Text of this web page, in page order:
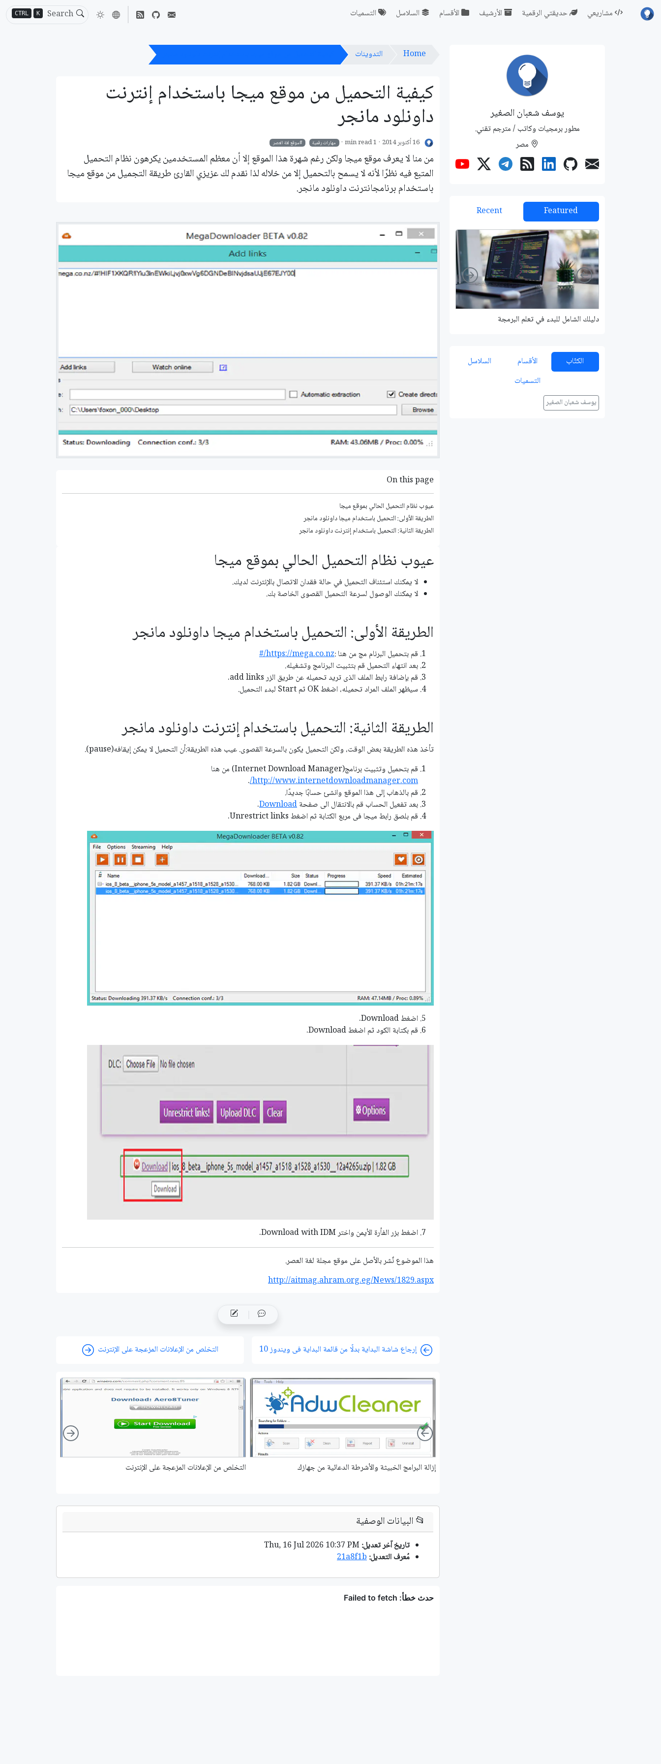
CTRL K مشاريعي حديقتي الرقمية الأرشيف الأقسام السلاسل التسميات
Home التدوينات
كيفية التحميل من موقع ميجا باستخدام إنترنت
داونلود مانجر
16 أكتوبر 2014 1 min read مهارات رقمية موقع لغة العصر
من منا لا يعرف موقع ميجا ولكن رغم شهرة هذا الموقع إلا أن معظم المستخدمين يكرهون نظام التحميل
المتبع فيه نظرًا لأنه لا يسمح بالتحميل إلا من خلاله لذا نقدم لك عزيزي القارئ طريقة التجميل من موقع ميجا
باستخدام برنامجانترنت داونلود مانجر.
On this page
عيوب نظام التحميل الحالي بموقع ميجا
الطريقة الأولى: التحميل باستخدام ميجا داونلود مانجر
الطريقة الثانية: التحميل باستخدام إنترنت داونلود مانجر
عيوب نظام التحميل الحالي بموقع ميجا
لا يمكنك استئناف التحميل في حالة فقدان الاتصال بالإنترنت لديك.
لا يمكنك الوصول لسرعة التحميل القصوى الخاصة بك.
الطريقة الأولى: التحميل باستخدام ميجا داونلود مانجر
قم بتحميل البرنام مج من هنا :https://mega.co.nz/#
بعد انتهاء التحميل قم بتثبيت البرنامج وتشغيله.
قم بإضافة رابط الملف الذى تريد تحميله عن طريق الزر add links.
سيظهر الملف المراد تحميله، اضغط OK ثم Start لبدء التحميل.
الطريقة الثانية: التحميل باستخدام إنترنت داونلود مانجر
تأخذ هذه الطريقة بعض الوقت، ولكن التحميل يكون بالسرعة القصوى. عيب هذه الطريقة:أن التحميل لا يمكن إيقافه(pause).
قم بتحميل وتثبيت برنامج(Internet Download Manager) من هنا
http://www.internetdownloadmanager.com/
.
قم بالذهاب إلى هذا الموقع وانشئ حسابًا جديدًا.
بعد تفعيل الحساب قم بالانتقال الى صفحةDownload
.
قم بلصق رابط ميجا فى مربع الكتابة ثم اضغط Unrestrict links.
اضغط Download.
قم بكتابة الكود ثم اضغط Download.
اضغط بزر الفأرة الأيمن واختر Download with IDM.
هذا الموضوع نٌشر باﻷصل على موقع مجلة لغة العصر.
http://aitmag.ahram.org.eg/News/1829.aspx
إرجاع شاشة البداية بدلًا من قائمة البداية فى ويندوز 10 التخلص من الإعلانات المزعجة على الإنترنت
إزالة البرامج الخبيثة والأشرطة الدعائية من جهازك التخلص من الإعلانات المزعجة على الإنترنت
Left
Right
📂البيانات الوصفية
تاريخ آخر تعديل:
مُعرف التعديل:21a8f1b
يوسف شعبان الصغير
مطور برمجيات وكاتب / مترجم تقني.
مصر
Featured
Recent
دليلك الشامل للبدء في تعلم البرمجة
Left
Right
الكتّاب الأقسام
السلاسل
التسميات
يوسف شعبان الصغير